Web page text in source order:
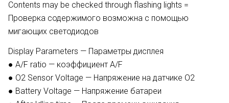
Contents may be checked through flashing lights =
Проверка содержимого возможна с помощью
мигающих светодиодов
Display Parameters — Параметры дисплея
● A/F ratio — коэффициент A/F
● О2 Sensor Voltage — Напряжение на датчике О2
● Battery Voltage — Напряжение батареи